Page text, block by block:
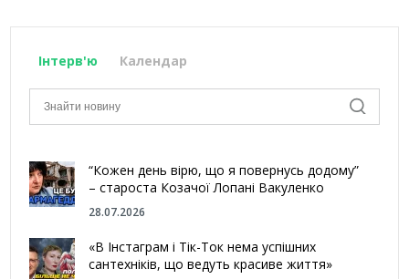
Інтерв'ю Календар
“Кожен день вірю, що я повернусь додому”
– староста Козачої Лопані Вакуленко
28.07.2026
«В Інстаграм і Тік-Ток нема успішних
сантехніків, що ведуть красиве життя»